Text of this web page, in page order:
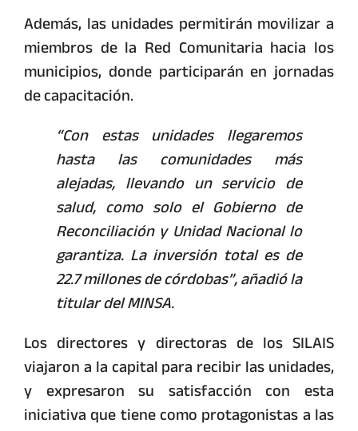
Además, las unidades permitirán movilizar a
miembros de la Red Comunitaria hacia los
municipios, donde participarán en jornadas
de capacitación.
“Con estas unidades llegaremos
hasta las comunidades más
alejadas, llevando un servicio de
salud, como solo el Gobierno de
Reconciliación y Unidad Nacional lo
garantiza. La inversión total es de
22.7 millones de córdobas”, añadió la
titular del MINSA.
Los directores y directoras de los SILAIS
viajaron a la capital para recibir las unidades,
y expresaron su satisfacción con esta
iniciativa que tiene como protagonistas a las